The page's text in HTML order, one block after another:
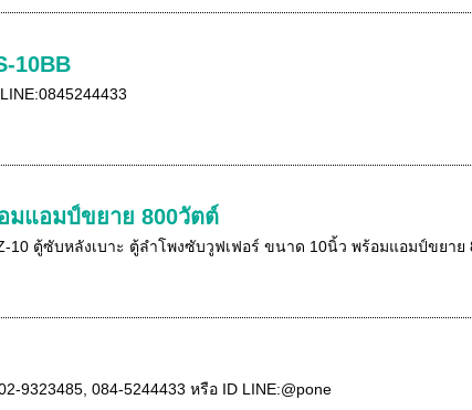
10BB
มแอมป์ขยาย 800วัตต์
10 ตู้ซับหลังเบาะ ตู้ลำโพงซับวูฟเฟอร์ ขนาด 10นิ้ว พร้อมแอมป์ขยา
9323485, 084-5244433 หรือ ID LINE:@pone